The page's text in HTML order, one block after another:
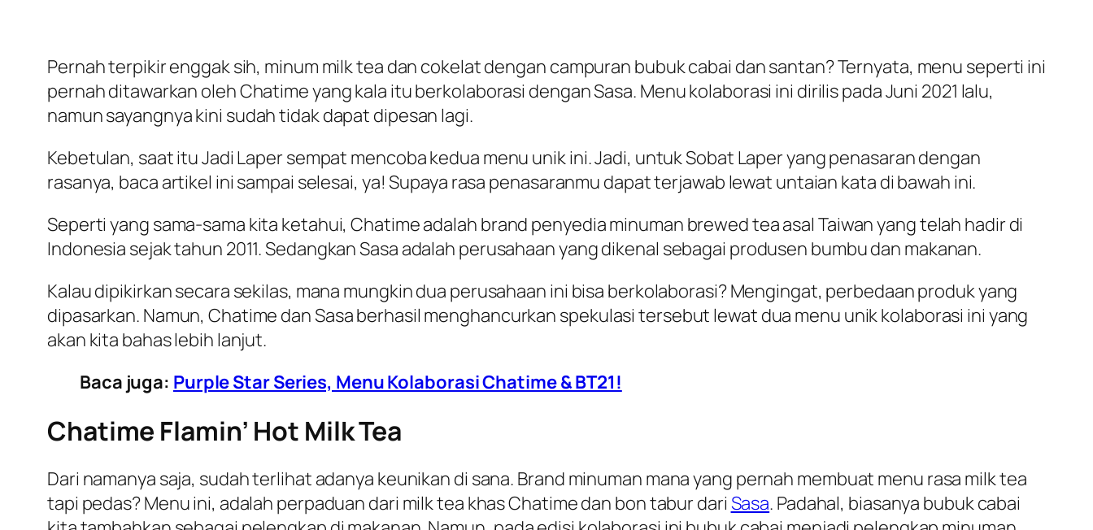
Pernah terpikir enggak sih, minum milk tea dan cokelat dengan campuran bubuk cabai dan santan? Ternyata, menu seperti ini
pernah ditawarkan oleh Chatime yang kala itu berkolaborasi dengan Sasa. Menu kolaborasi ini dirilis pada Juni 2021 lalu,
namun sayangnya kini sudah tidak dapat dipesan lagi.
Kebetulan, saat itu Jadi Laper sempat mencoba kedua menu unik ini. Jadi, untuk Sobat Laper yang penasaran dengan
rasanya, baca artikel ini sampai selesai, ya! Supaya rasa penasaranmu dapat terjawab lewat untaian kata di bawah ini.
Seperti yang sama-sama kita ketahui, Chatime adalah brand penyedia minuman brewed teaasal Taiwan yang telah hadir di
Indonesia sejak tahun 2011. Sedangkan Sasa adalah perusahaan yang dikenal sebagai produsen bumbu dan makanan.
Kalau dipikirkan secara sekilas, mana mungkin dua perusahaan ini bisa berkolaborasi? Mengingat, perbedaan produk yang
dipasarkan. Namun, Chatime dan Sasa berhasil menghancurkan spekulasi tersebut lewat dua menu unik kolaborasi ini yang
akan kita bahas lebih lanjut.
Baca juga: Purple Star Series, Menu Kolaborasi Chatime & BT21!
Chatime Flamin’ Hot Milk Tea
Dari namanya saja, sudah terlihat adanya keunikan di sana. Brand minuman mana yang pernah membuat menu rasa milk tea
tapi pedas? Menu ini, adalah perpaduan dari milk tea khas Chatime dan bon tabur dari Sasa. Padahal, biasanya bubuk cabai